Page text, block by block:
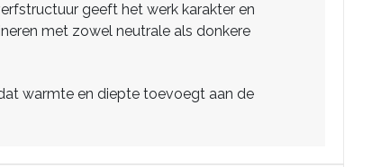
geeft het werk karakter en
met zowel neutrale als donkere
warmte en diepte toevoegt aan de